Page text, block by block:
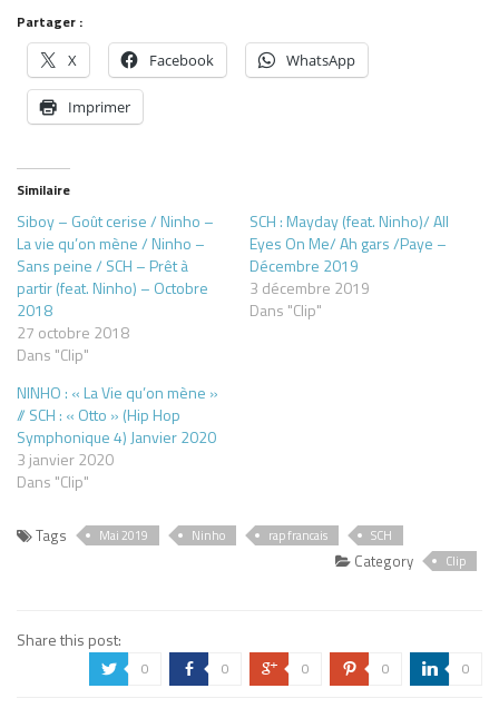
Partager :
X Facebook WhatsApp
Imprimer
Similaire
Siboy – Goût cerise / Ninho –
La vie qu’on mène / Ninho –
Sans peine / SCH – Prêt à
partir (feat. Ninho) – Octobre
2018
27 octobre 2018
Dans "Clip"
SCH : Mayday (feat. Ninho)/ All
Eyes On Me/ Ah gars /Paye –
Décembre 2019
3 décembre 2019
Dans "Clip"
NINHO : « La Vie qu’on mène »
// SCH : « Otto » (Hip Hop
Symphonique 4) Janvier 2020
3 janvier 2020
Dans "Clip"
Tags Mai 2019 Ninho rap francais SCH
Category Clip
Share this post:
a 0 b 0 c 0 d 0 j 0